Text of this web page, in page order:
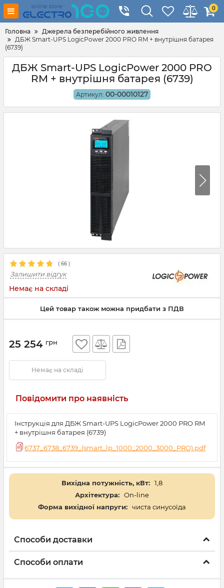
0
Головна
Джерела безперебійного живлення
ДБЖ Smart-UPS LogicPower 2000 PRO RM + внутрішня батарея
(6739)
ДБЖ Smart-UPS LogicPower 2000 PRO
RM + внутрішня батарея (6739)
Артикул: 00-00010127
( 66 )
Залишити відгук
Немає на складі
Цей товар також можна придбати з ПДВ
Інструкція для ДБЖ Smart-UPS LogicPower 2000 PRO RM
+ внутрішня батарея (6739)
6737_6738_6739_(smart_lp_1000_2000_3000_PRO).pdf
25 254 грн
Немає на складі
Повідомити про наявність
Вихідна потужність, кВт: 1,8
Архітектура: On-line
Форма вихідної напруги: чиста синусоїда
Способи доставки
Способи оплати